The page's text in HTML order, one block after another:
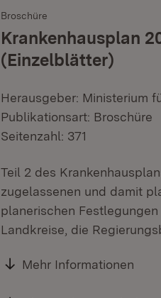
Broschüre
Krankenhausplan
(Einzelblätter)
Herausgeber: Ministerium
Publikationsart: Broschüre
Seitenzahl: 371
Teil 2 des
zugelassenen und damit
planerischen
Landkreise, die
Mehr Informationen